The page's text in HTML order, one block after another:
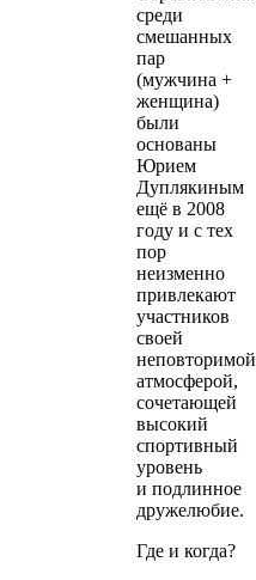
среди
смешанных
пар
(мужчина +
женщина)
были
основаны
Юрием
Дуплякиным
ещё в 2008
году и с тех
пор
неизменно
привлекают
участников
своей
неповторимой
атмосферой,
сочетающей
высокий
спортивный
уровень
и подлинное
дружелюбие.
Где и когда?